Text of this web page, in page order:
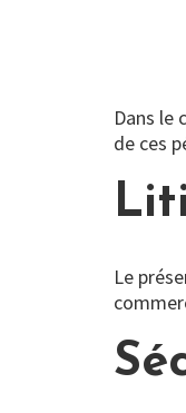
Dans le
de ces
Le